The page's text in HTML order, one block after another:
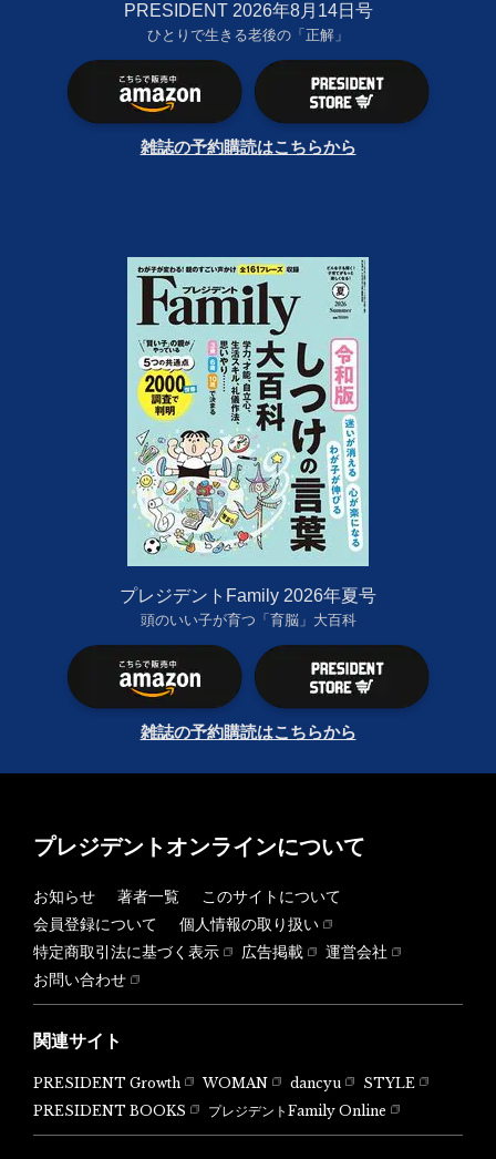
PRESIDENT 2026年8月14日号
ひとりで生きる老後の「正解」
雑誌の予約購読はこちらから
プレジデントFamily 2026年夏号
頭のいい子が育つ「育脳」大百科
雑誌の予約購読はこちらから
プレジデントオンラインについて
お知らせ 著者一覧
このサイトについて
会員登録について
個人情報の取り扱い
特定商取引法に基づく表示
広告掲載
運営会社
お問い合わせ
関連サイト
PRESIDENT Growth WOMAN dancyu
STYLE
PRESIDENT BOOKS
プレジデントFamily Online